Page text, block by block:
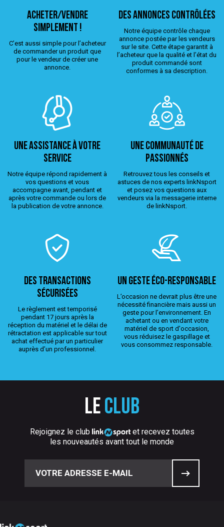
ACHETER/VENDRE
simplement !
C’est aussi simple pour l’acheteur
de commander un produit que
pour le vendeur de créer une
annonce.
Des annonces contrôlées
Notre équipe contrôle chaque
annonce postée par les vendeurs
sur le site. Cette étape garantit à
l’acheteur que la qualité et l’état du
produit commandé sont
conformes à sa description.
Une assistance à votre
service
Notre équipe répond rapidement à
vos questions et vous
accompagne avant, pendant et
après votre commande ou lors de
la publication de votre annonce.
Une Communauté de
passionnés
Retrouvez tous les conseils et
astuces de nos experts linkNsport
et posez vos questions aux
vendeurs via la messagerie interne
de linkNsport.
Des transactions
sécurisées
Le règlement est temporisé
pendant 17 jours après la
réception du matériel et le délai de
rétractation est applicable sur tout
achat effectué par un particulier
auprès d’un professionnel.
Un geste éco-responsable
L’occasion ne devrait plus être une
nécessité financière mais aussi un
geste pour l’environnement. En
achetant ou en vendant votre
matériel de sport d'occasion,
vous réduisez le gaspillage et
vous consommez responsable.
Le club
Rejoignez le club
et recevez toutes
les nouveautés avant tout le monde